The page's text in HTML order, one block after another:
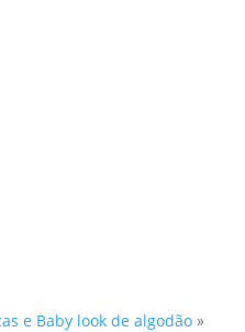
e Baby look de algodão »